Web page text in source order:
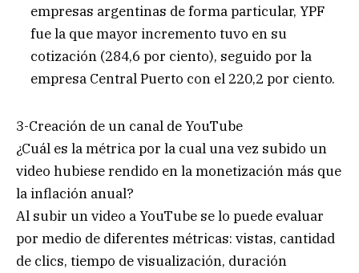
empresas argentinas de forma particular, YPF
fue la que mayor incremento tuvo en su
cotización (284,6 por ciento), seguido por la
empresa Central Puerto con el 220,2 por ciento.
3-Creación de un canal de YouTube
¿Cuál es la métrica por la cual una vez subido un
video hubiese rendido en la monetización más que
la inflación anual?
Al subir un video a YouTube se lo puede evaluar
por medio de diferentes métricas: vistas, cantidad
de clics, tiempo de visualización, duración